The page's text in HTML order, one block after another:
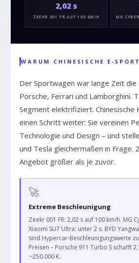
2,02 s
ZEEKR 001 FR AUF 100 KM/H MG
WARUM CHINESISCHE E-
Der Sportwagen war lange Zeit die
Porsche, Ferrari und Lamborghini.
Segment elektrifiziert. Chinesische
einen Schritt weiter: Sie vereinen
Technologie und Design – und
und Tesla gleichermaßen in Frage.
Angebot größer als je zuvor.
🚀
Extreme Beschleunigung
Zeekr 001 FR: 2,02 s auf 100 km/h. MG
Xiaomi SU7 Ultra: unter 2 s. BYD
sind Hypercar-Beschleunigungswerte
Preisen – Porsche 911 Turbo S schafft
~250.000 €.